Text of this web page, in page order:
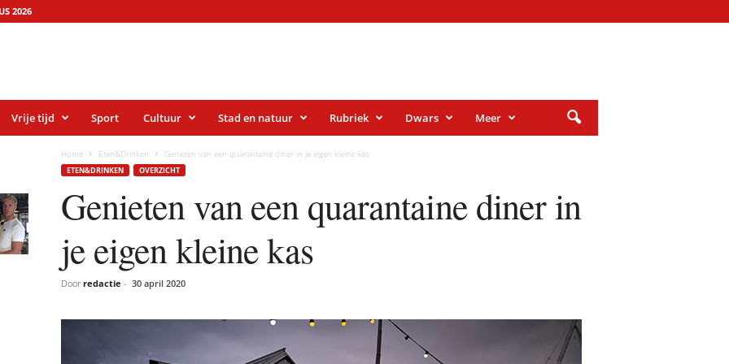
2026
Vrije tijd Sport Cultuur Stad en natuur Rubriek Dwars Meer
Home Eten&Drinken Genieten van een quarantaine diner in je eigen kleine kas
ETEN&DRINKEN OVERZICHT
Genieten van een quarantaine diner in
je eigen kleine kas
Door redactie - 30 april 2020